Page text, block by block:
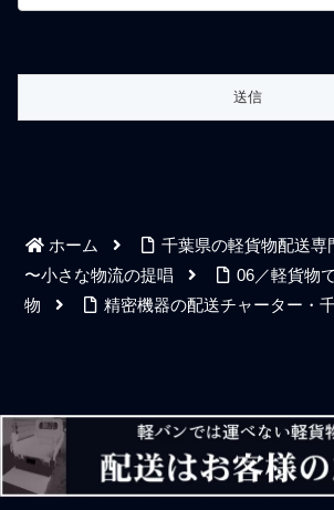
ホーム
千葉県の軽貨物配送専
〜小さな物流の提唱
06／軽貨物
物
精密機器の配送チャーター・